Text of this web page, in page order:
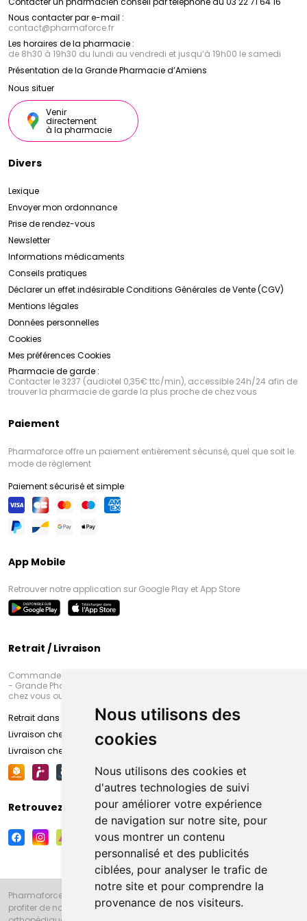
Nous utilisons des
cookies
Nous utilisons des cookies et
d'autres technologies de suivi
pour améliorer votre expérience
de navigation sur notre site, pour
vous montrer un contenu
personnalisé et des publicités
ciblées, pour analyser le trafic de
notre site et pour comprendre la
provenance de nos visiteurs.
bio, ces produits protègent la peau des dommages
causés par le soleil, tout en la laissant douce,
hydratée et éclatante.
Caudaliepropose une sélection de soins hydratants,
nourrissants et raffermissants pour le corps. Enrichis
en huiles végétales et en extraits de vigne, ces
produits hydratent en profondeur, nourrissent la
peau et améliorent sa fermeté et son élasticité, pour
une peau douce, lisse et visiblement plus belle.
Grâce à son engagement envers la recherche
scientifique, son respect de la nature et sa passion
pour l'innovation,Caudalieest devenu un leader
dans le domaine de la cosmétique naturelle, offrant
des produits de qualité et des résultats visibles pour
une peau plus saine, plus belle et plus éclatante.
Nous contacter par e-mail :
contact@pharmaforce.fr
Les horaires de la pharmacie :
de 8h30 à 19h30 du lundi au vendredi et jusqu’à 19h00 le samedi
Présentation de la Grande Pharmacie d’Amiens
Nous situer
Venir
directement
à la pharmacie
Divers
Lexique
Envoyer mon ordonnance
Prise de rendez-vous
Newsletter
Informations médicaments
Conseils pratiques
Déclarer un effet indésirableConditions Générales de Vente (CGV)
Mentions légales
Données personnelles
Cookies
Mes préférences Cookies
Pharmacie de garde :
Contacter le 3237 (audiotel 0,35€ ttc/min), accessible 24h/24 afin de
trouver la pharmacie de garde la plus proche de chez vous
Paiement
Pharmaforce offre un paiement entièrement sécurisé, quel que soit le
mode de règlement
Paiement sécurisé et simple
App Mobile
Retrouver notre application sur Google Play et App Store
Retrait / Livraison
Commandez en ligne et venez chercher votre commande à Amiens
- Grande Pharmacie d’Amiens (Fachon) ou recevez-là rapidement
chez vous ou en point retrait
Retrait dans la pharmacie d’Amiens
Livraison chez vous
Livraison chez votre commerçant
Retrouvez-nous sur vos réseaux sociaux
Pharmaforce.fr et la Grande Pharmacie d’Amiens vous souhaitent de
profiter de notre accueil, de nos conseils pharmaceutiques,